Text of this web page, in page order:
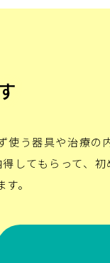
う器具や治療の
してもらって、
。